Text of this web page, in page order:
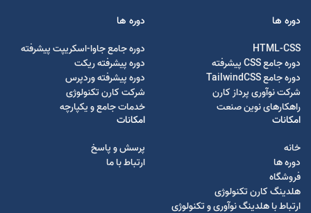
دوره ها
HTML-CSS
دوره جامع CSS پیشرفته
دوره جامع TailwindCSS
شرکت نوآوری پرداز کارن
راهکارهای نوین صنعت
دوره ها
دوره جامع جاوا-اسکریپت پیشرفته
دوره پیشرفته ریکت
دوره پیشرفته وردپرس
شرکت کارن تکنولوژی
خدمات جامع و یکپارچه
امکانات
خانه
دوره ها
فروشگاه
هلدینگ کارن تکنولوژی
ارتباط با هلدینگ نوآوری و تکنولوژی
امکانات
پرسش و پاسخ
ارتباط با ما